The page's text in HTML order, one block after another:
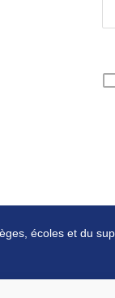
écoles et du